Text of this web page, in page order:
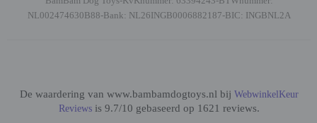
NL002474630B88-Bank: NL26INGB0006882187-BIC: INGBNL2A
De waardering van www.bambamdogtoys.nl bij WebwinkelKeur
Reviewsis 9.7/10 gebaseerd op 1621 reviews.